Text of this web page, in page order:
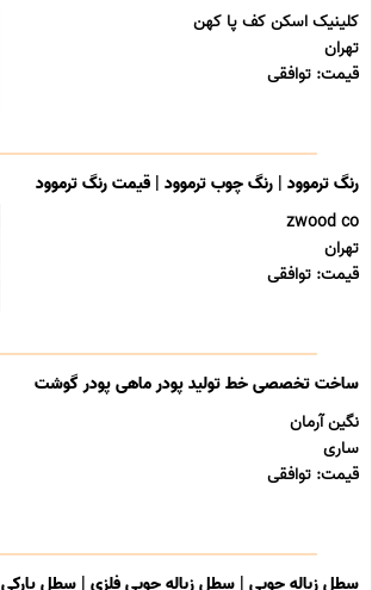
کلینیک اسکن کف پا کهن
تهران
قیمت: توافقی
رنگ ترموود | رنگ چوب ترموود | قیمت رنگ ترموود
zwood co
تهران
قیمت: توافقی
ساخت تخصصی خط تولید پودر ماهی پودر گوشت
نگین آرمان
ساری
قیمت: توافقی